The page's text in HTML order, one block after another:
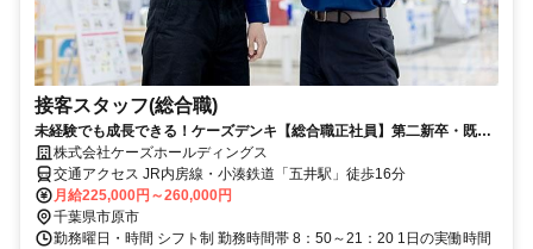
接客スタッフ(総合職)
未経験でも成長できる！ケーズデンキ【総合職正社員】第二新卒・既卒
者を積極採用中！
株式会社ケーズホールディングス
交通アクセス JR内房線・小湊鉄道「五井駅」徒歩16分
月給225,000円～260,000円
千葉県市原市
勤務曜日・時間 シフト制 勤務時間帯 8：50～21：20 1日の実働時間